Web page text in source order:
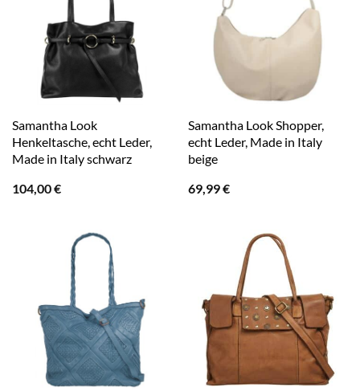
Samantha Look
Henkeltasche, echt Leder,
Made in Italy schwarz
104,00€
Samantha Look Shopper,
echt Leder, Made in Italy
beige
69,99€